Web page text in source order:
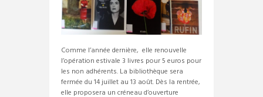
Comme l’année dernière, elle renouvelle
l’opération estivale 3 livres pour 5 euros pour
les non adhérents. La bibliothèque sera
fermée du 14 juillet au 13 août. Dès la rentrée,
elle proposera un créneau d’ouverture